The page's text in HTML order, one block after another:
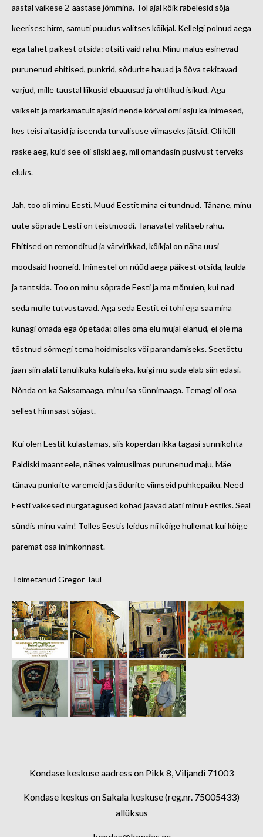
aastal väikese 2-aastase jõmmina. Tol ajal kõik rabelesid sõja
keerises: hirm, samuti puudus valitses kõikjal. Kellelgi polnud aega
ega tahet päikest otsida: otsiti vaid rahu. Minu mälus esinevad
purunenud ehitised, punkrid, sõdurite hauad ja õõva tekitavad
varjud, mille taustal liikusid ebaausad ja ohtlikud isikud. Aga
vaikselt ja märkamatult ajasid nende kõrval omi asju ka inimesed,
kes teisi aitasid ja iseenda turvalisuse viimaseks jätsid. Oli küll
raske aeg, kuid see oli siiski aeg, mil omandasin püsivust terveks
eluks.
Jah, too oli minu Eesti. Muud Eestit mina ei tundnud. Tänane, minu
uute sõprade Eesti on teistmoodi. Tänavatel valitseb rahu.
Ehitised on remonditud ja värvirikkad, kõikjal on näha uusi
moodsaid hooneid. Inimestel on nüüd aega päikest otsida, laulda
ja tantsida. Too on minu sõprade Eesti ja ma mõnulen, kui nad
seda mulle tutvustavad. Aga seda Eestit ei tohi ega saa mina
kunagi omada ega õpetada: olles oma elu mujal elanud, ei ole ma
tõstnud sõrmegi tema hoidmiseks või parandamiseks. Seetõttu
jään siin alati tänulikuks külaliseks, kuigi mu süda elab siin edasi.
Nõnda on ka Saksamaaga, minu isa sünnimaaga. Temagi oli osa
sellest hirmsast sõjast.
Kui olen Eestit külastamas, siis koperdan ikka tagasi sünnikohta
Paldiski maanteele, nähes vaimusilmas purunenud maju, Mäe
tänava punkrite varemeid ja sõdurite viimseid puhkepaiku. Need
Eesti väikesed nurgatagused kohad jäävad alati minu Eestiks. Seal
sündis minu vaim! Tolles Eestis leidus nii kõige hullemat kui kõige
paremat osa inimkonnast.
Toimetanud Gregor Taul
Kondase keskuse aadress on Pikk 8, Viljandi 71003
Kondase keskus on Sakala keskuse (reg.nr. 75005433)
allüksus